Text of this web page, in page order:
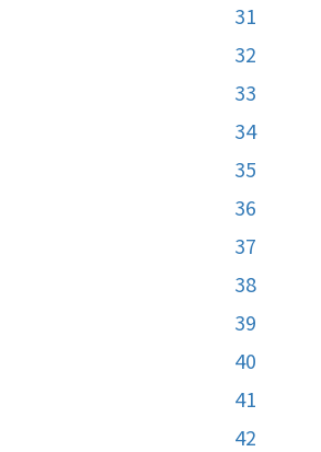
31
32
33
34
35
36
37
38
39
40
41
42